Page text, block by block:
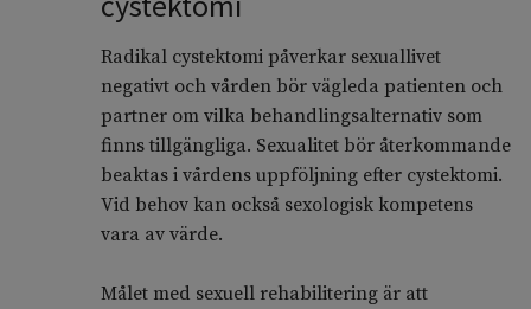
Radikal cystektomi påverkar sexuallivet
negativt och vården bör vägleda patienten och
partner om vilka behandlingsalternativ som
finns tillgängliga. Sexualitet bör återkommande
beaktas i vårdens uppföljning efter cystektomi.
Vid behov kan också sexologisk kompetens
vara av värde.
Målet med sexuell rehabilitering är att